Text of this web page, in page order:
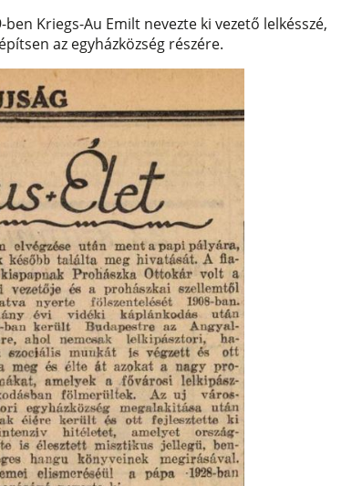
Kriegs-Au Emilt nevezte ki vezető lelkésszé,
az egyházközség részére.